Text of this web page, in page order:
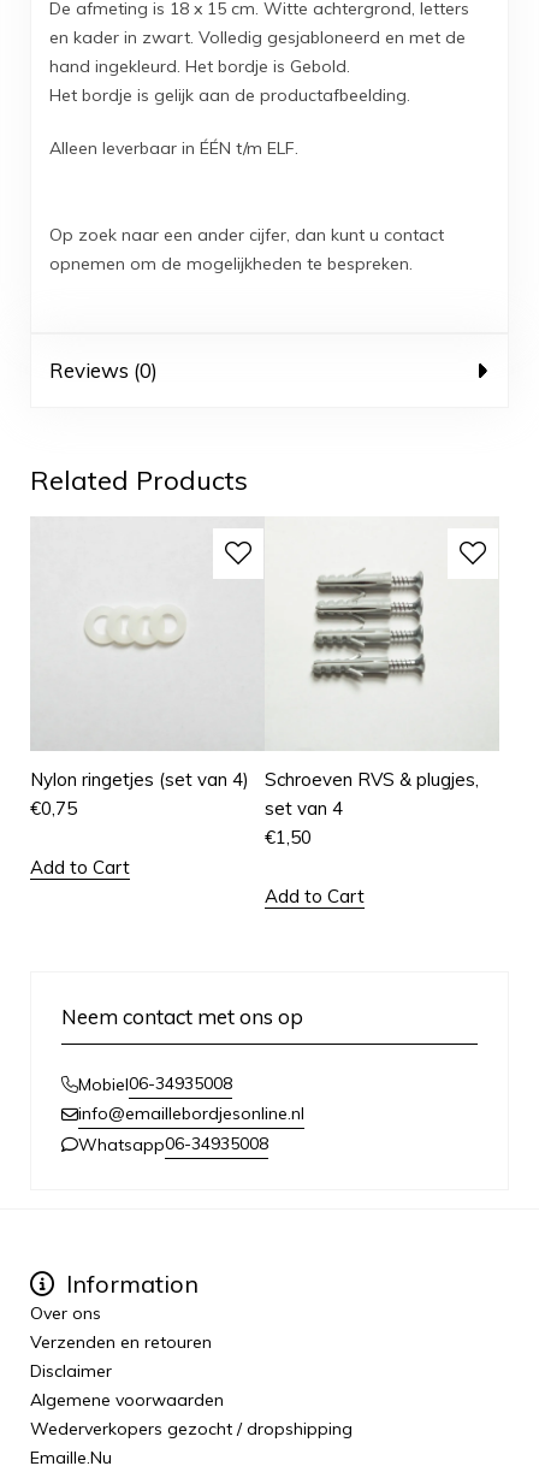
De afmeting is 18 x 15 cm. Witte achtergrond, letters
en kader in zwart. Volledig gesjabloneerd en met de
hand ingekleurd. Het bordje is Gebold.
Het bordje is gelijk aan de productafbeelding.
Alleen leverbaar in ÉÉN t/m ELF.
Op zoek naar een ander cijfer, dan kunt u contact
opnemen om de mogelijkheden te bespreken.
Reviews (0)
Related Products
Nylon ringetjes (set van 4)
€0,75
Add to Cart
Schroeven RVS & plugjes,
set van 4
€1,50
Add to Cart
Neem contact met ons op
Mobiel06-34935008
info@emaillebordjesonline.nl
Whatsapp06-34935008
Information
Over ons
Verzenden en retouren
Disclaimer
Algemene voorwaarden
Wederverkopers gezocht / dropshipping
Emaille.Nu